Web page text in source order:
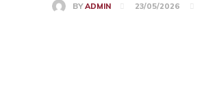
BY ADMIN 23/05/2026